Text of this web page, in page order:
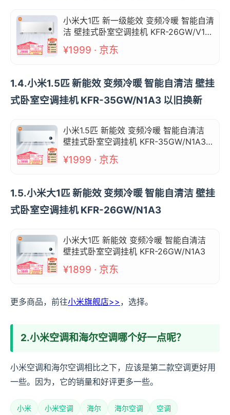
小米大1匹 新一级能效 变频冷暖 智能自清
洁 壁挂式卧室空调挂机 KFR-26GW/V1A1
¥1999 · 京东
1.4.小米1.5匹 新能效 变频冷暖 智能自清洁 壁挂
式卧室空调挂机 KFR-35GW/N1A3 以旧换新
小米1.5匹 新能效 变频冷暖 智能自清洁
壁挂式卧室空调挂机 KFR-35GW/N1A3
¥1999 · 京东
1.5.小米大1匹 新能效 变频冷暖 智能自清洁 壁挂
式卧室空调挂机 KFR-26GW/N1A3
小米大1匹 新能效 变频冷暖 智能自清洁
壁挂式卧室空调挂机 KFR-26GW/N1A3
¥1899 · 京东
更多商品，前往小米旗舰店>> ，选择。
2.小米空调和海尔空调哪个好一点呢？
小米空调和海尔空调相比之下，应该是第二款空调更好用
一些。因为，它的销量和好评更多一些。
小米 小米空调 海尔 海尔空调 空调